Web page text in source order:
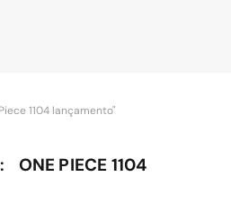
1104 lançamento"
ONE PIECE 1104